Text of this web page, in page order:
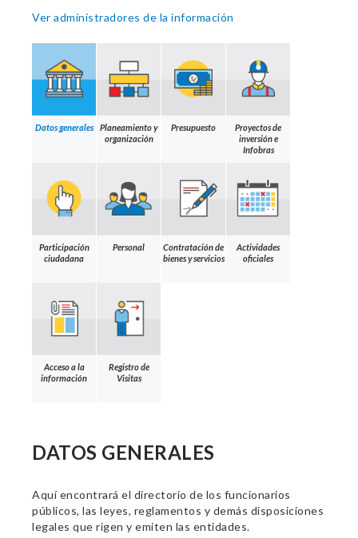
Ver administradores de la información
Datos generales
Planeamiento y
organización
Presupuesto
Proyectos de
inversión e
Infobras
Participación
ciudadana
Personal
Contratación de
bienes y servicios
Actividades
oficiales
Acceso a la
información
Registro de
Visitas
DATOS GENERALES
Aquí encontrará el directorio de los funcionarios
públicos, las leyes, reglamentos y demás disposiciones
legales que rigen y emiten las entidades.